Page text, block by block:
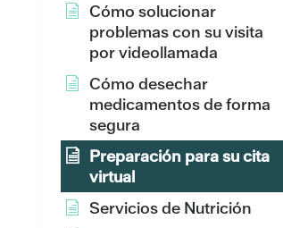
Cómo solucionar
problemas con su visita
por videollamada
Cómo desechar
medicamentos de forma
segura
Preparación para su cita
virtual
Servicios de Nutrición